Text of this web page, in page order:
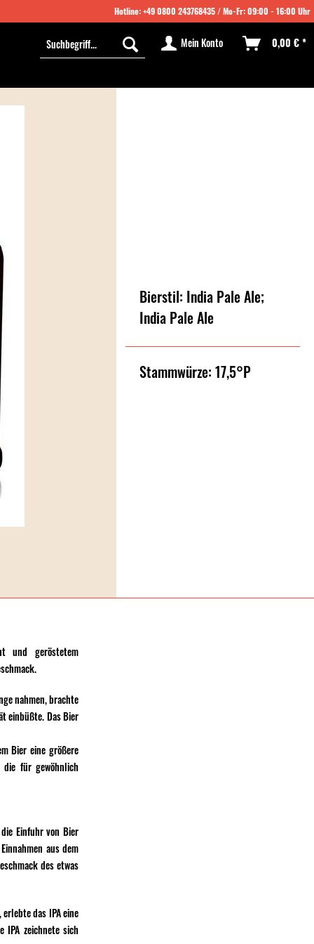
Hotline:+49 0800 243768435 / Mo-Fr: 09:00 - 16:00 Uhr
Mein Konto 0,00 € *
Bierstil: India Pale Ale;
India Pale Ale
Stammwürze: 17,5°P
und geröstetem
nahmen, brachte
einbüßte. Das Bier
Bier eine größere
für gewöhnlich
Einfuhr von Bier
aus dem
des etwas
das IPA eine
IPA zeichnete sich